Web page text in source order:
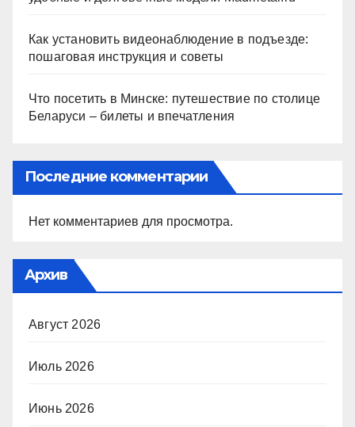
Как установить видеонаблюдение в подъезде:
пошаговая инструкция и советы
Что посетить в Минске: путешествие по столице
Беларуси – билеты и впечатления
Последние комментарии
Нет комментариев для просмотра.
Архив
Август 2026
Июль 2026
Июнь 2026